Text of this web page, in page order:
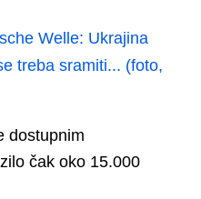
Welle: Ukrajina
treba sramiti... (foto,
dostupnim
čak oko 15.000